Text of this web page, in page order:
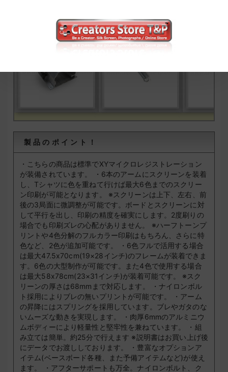
製品のポイント！
・こちらの商品は標準でXYマイクロレジストレーション
が装備されています。
・6本のアームにスクリーンを装着
し、Tシャツに色を重ねて行けば最大6色までのスクリー
ン印刷が可能となります。
※スクリーンは上下、左右、前
後の3局面に微調整が可能です。ボードとスクリーンに対
して平行を出し、印刷の精度を確実にします。2度刷りの
場合でも印刷ズレの心配がありません。
※ハーフトーンプ
リントや4色分解のフルカラー印刷はもちろん、さらに特
色など、2色が追加可能です。
・6色フルで活用する場合
は最大47.5x70cm(19×28インチ)のフレームが装着できま
す。6色の大型制作が可能です。また4色で使用する場合
は最大58x78cm(23×31インチ)が装着可能です。
※スク
リーンの厚さは68mmまで対応します。
・ナイロンボル
ト採用によりブレの無いプリントが可能です。
・アーム
の昇降にはスプリングを採用しています。ブレやガタのな
いムーズな動きを実現します。
・肉厚6mmのアルミニウ
ムボディーにより軽量性と堅牢性を兼ねています。
・組
み立ては簡単。約25分で行えます ※説明書はお買い上げ後
にデータでお渡ししております。
・豊富なオプションア
イテム(ベースボード各種、また予備アイテムなど)が使え
ます。
・アフターサポートも万全。ナイロンボルト、ク